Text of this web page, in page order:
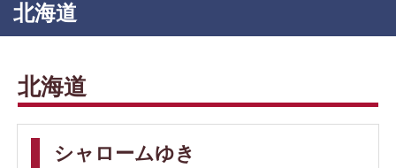
北海道
北海道
シャロームゆき